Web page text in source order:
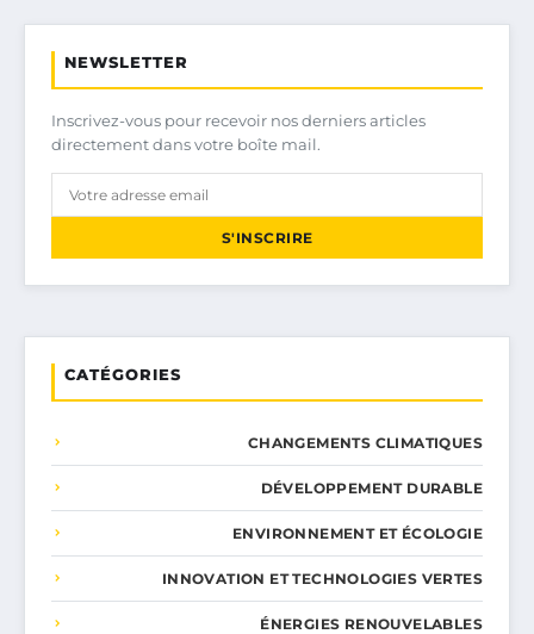
NEWSLETTER
Inscrivez-vous pour recevoir nos derniers articles
directement dans votre boîte mail.
S'INSCRIRE
CATÉGORIES
CHANGEMENTS CLIMATIQUES
DÉVELOPPEMENT DURABLE
ENVIRONNEMENT ET ÉCOLOGIE
INNOVATION ET TECHNOLOGIES VERTES
ÉNERGIES RENOUVELABLES